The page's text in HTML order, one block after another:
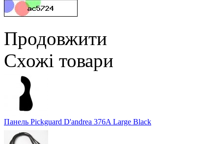
Продовжити
Схожі товари
Панель Pickguard D'andrea 376A Large Black